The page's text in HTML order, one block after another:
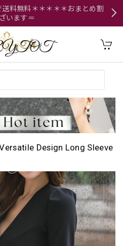
料無料＊＊＊＊＊おまとめ割
います＝
Design Long Sleeve